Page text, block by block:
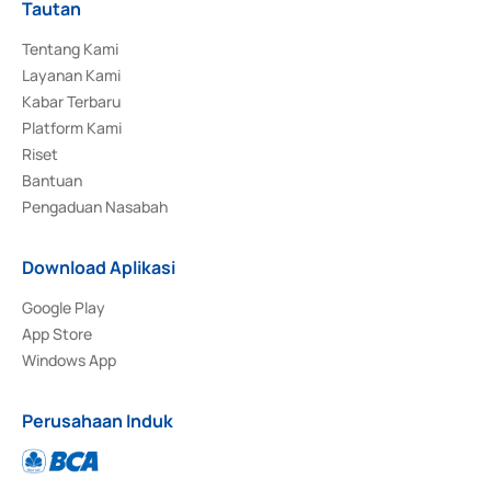
Tautan
Tentang Kami
Layanan Kami
Kabar Terbaru
Platform Kami
Riset
Bantuan
Pengaduan Nasabah
Download Aplikasi
Google Play
App Store
Windows App
Perusahaan Induk